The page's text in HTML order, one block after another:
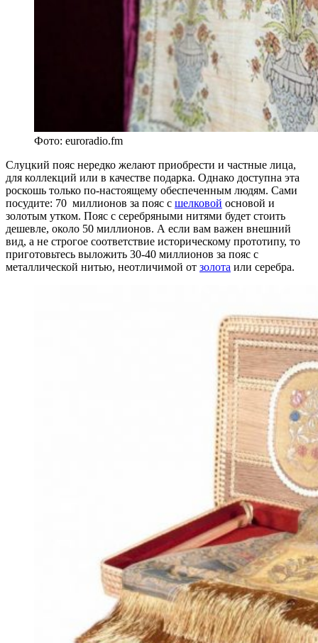
Фото: euroradio.fm
Слуцкий пояс нередко желают приобрести и частные лица,
для коллекций или в качестве подарка. Однако доступна эта
роскошь только по-настоящему обеспеченным людям. Сами
посудите: 70 миллионов за пояс с шелковой основой и
золотым утком. Пояс с серебряными нитями будет стоить
дешевле, около 50 миллионов. А если вам важен внешний
вид, а не строгое соответствие историческому прототипу, то
приготовьтесь выложить 30-40 миллионов за пояс с
металлической нитью, неотличимой от золота или серебра.